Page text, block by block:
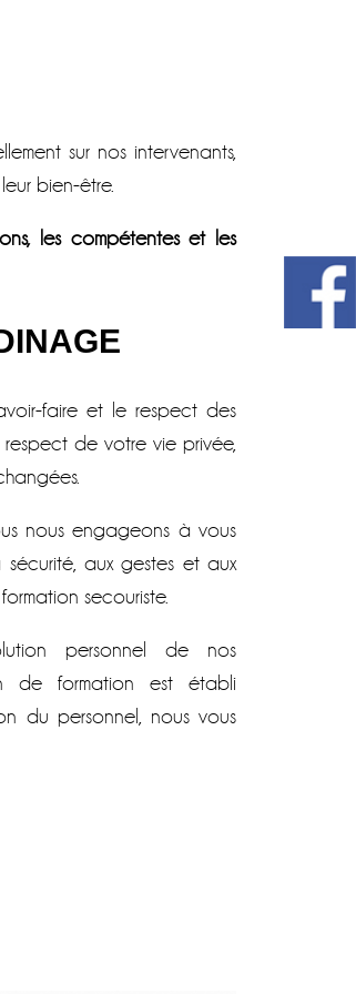
sur nos intervenants,
bien-être.
les compétentes et les
faire et le respect des
respect de votre vie privée,
nous engageons à vous
aux gestes et aux
secouriste.
personnel de nos
de formation est établi
du personnel, nous vous